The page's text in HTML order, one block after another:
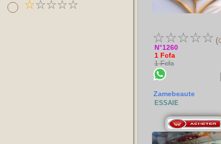
☆☆☆☆☆
☆☆☆☆☆ (
N°1260
1 Fcfa
1 Fcfa
Zamebeaute
ESSAIE